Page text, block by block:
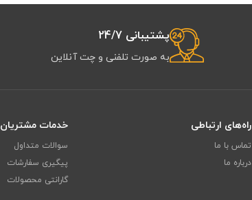
پشتیبانی 24/7
به صورت تلفنی و چت آنلاین
راه‌های ارتباطی
تماس با ما
درباره ما
خدمات مشتریان
سوالات متداول
پیگیری سفارشات
گارانتی محصولات